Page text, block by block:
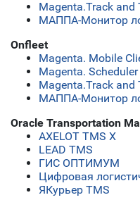
Magenta.Track and
МАППА-Монитор
Onfleet
Magenta. Mobile
Magenta. Scheduler
Magenta.Track and
МАППА-Монитор
Oracle Transportation
AXELOT TMS X
LEAD TMS
ГИС ОПТИМУМ
Цифровая
ЯКурьер TMS